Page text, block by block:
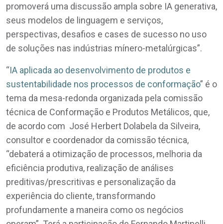
promoverá uma discussão ampla sobre IA generativa,
seus modelos de linguagem e serviços,
perspectivas, desafios e cases de sucesso no uso
de soluções nas indústrias mínero-metalúrgicas”.
“IA aplicada ao desenvolvimento de produtos e
sustentabilidade nos processos de conformação” é o
tema da mesa-redonda organizada pela comissão
técnica de Conformação e Produtos Metálicos, que,
de acordo com José Herbert Dolabela da Silveira,
consultor e coordenador da comissão técnica,
“debaterá a otimização de processos, melhoria da
eficiência produtiva, realização de análises
preditivas/prescritivas e personalização da
experiência do cliente, transformando
profundamente a maneira como os negócios